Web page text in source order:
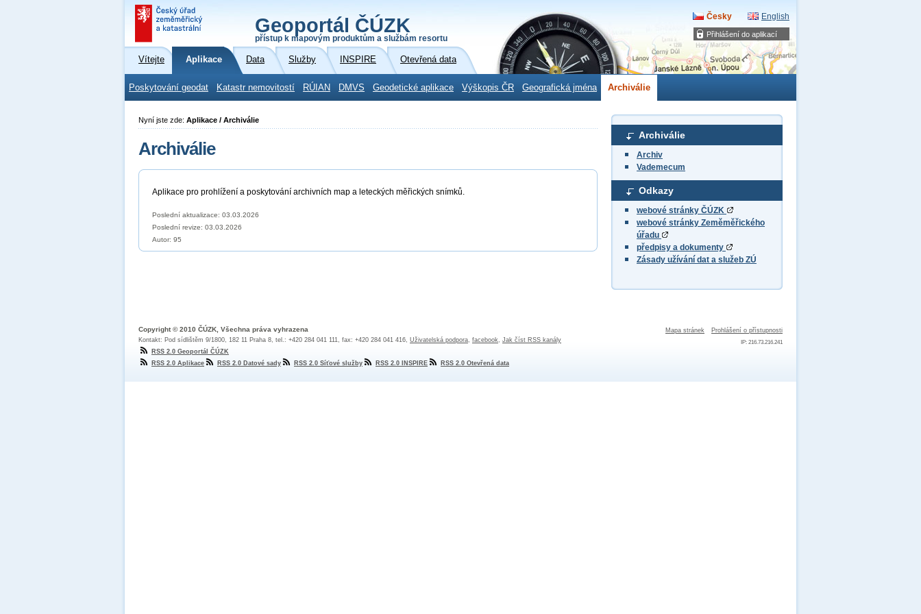
Přihlášení do aplikací
Geoportál ČÚZK
přístup k mapovým produktům a službám resortu
Česky English
Vítejte Aplikace Data Služby INSPIRE Otevřená data
Poskytování geodat Katastr nemovitostí RÚIAN DMVS Geodetické aplikace Výškopis ČR Geografická jména Archiválie
Archiválie
Archiv
Vademecum
Odkazy
webové stránky ČÚZK
webové stránky Zeměměřického
úřadu
předpisy a dokumenty
Zásady užívání dat a služeb ZÚ
Nyní jste zde: Aplikace / Archiválie
Archiválie
Aplikace pro prohlížení a poskytování archivních map a leteckých měřických snímků.
Poslední aktualizace: 03.03.2026
Poslední revize: 03.03.2026
Autor: 95
Mapa stránek Prohlášení o přístupnosti
IP: 216.73.216.241
Copyright © 2010 ČÚZK, Všechna práva vyhrazena
Kontakt: Pod sídlištěm 9/1800, 182 11 Praha 8, tel.: +420 284 041 111, fax: +420 284 041 416, Uživatelská podpora, facebook, Jak číst RSS kanály
RSS 2.0 Geoportál ČÚZK
RSS 2.0 Aplikace
RSS 2.0 Datové sady RSS 2.0 Síťové služby RSS 2.0 INSPIRE RSS 2.0 Otevřená data